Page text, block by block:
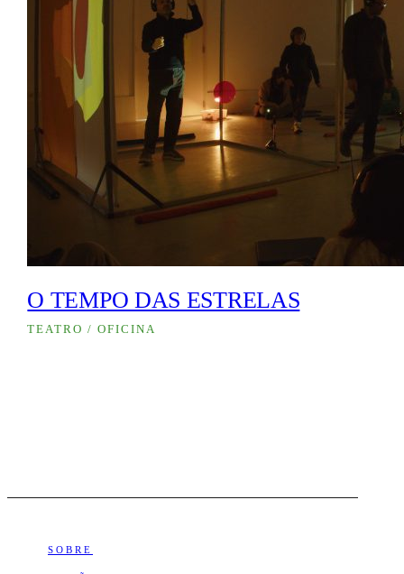
O TEMPO DAS ESTRELAS
TEATRO / OFICINA
SOBRE